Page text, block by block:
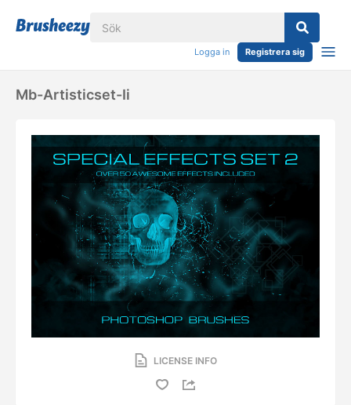
Logga in Registrera sig
Mb-Artisticset-Ii
LICENSE INFO